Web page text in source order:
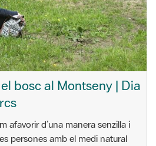
bosc al Montseny | Dia
afavorir d’una manera senzilla i
persones amb el medi natural